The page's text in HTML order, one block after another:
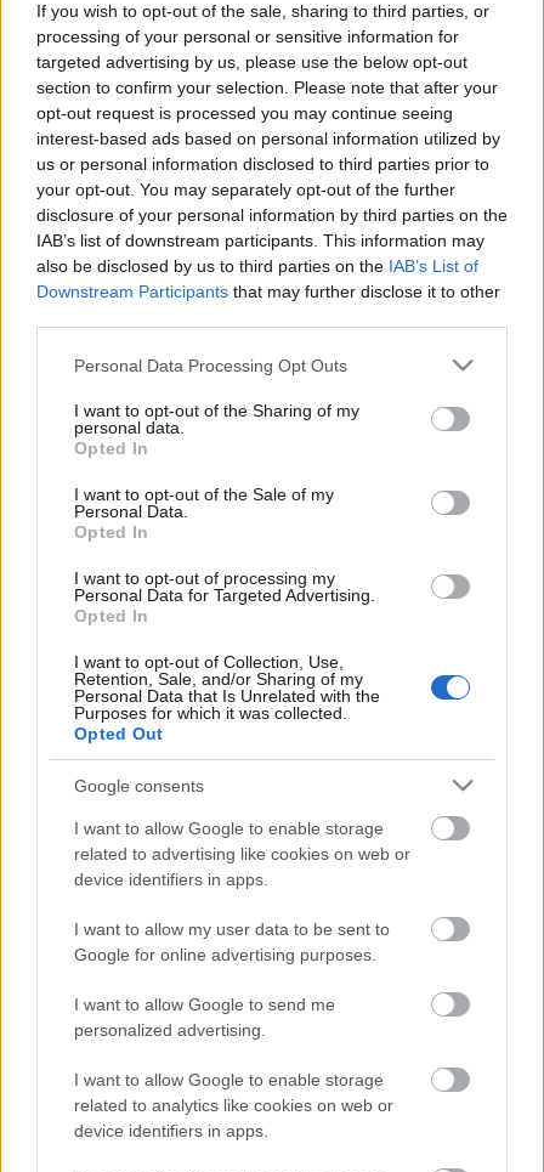
If you wish to opt-out of the sale, sharing to third parties, or
processing of your personal or sensitive information for
targeted advertising by us, please use the below opt-out
section to confirm your selection. Please note that after your
opt-out request is processed you may continue seeing
interest-based ads based on personal information utilized by
us or personal information disclosed to third parties prior to
your opt-out. You may separately opt-out of the further
disclosure of your personal information by third parties on the
IAB’s list of downstream participants. This information may
also be disclosed by us to third parties on the IAB’s List of
Downstream Participants that may further disclose it to other
Please note that this website/app uses one or more Google
not limited to your visit or usage behaviour. You may click to
grant or deny consent to Google and its third-party tags to
use your data for below specified purposes in below Google
consent section.
Personal Data Processing Opt Outs
I want to opt-out of the Sharing of my
personal data.
Opted In
I want to opt-out of the Sale of my
Personal Data.
Opted In
I want to opt-out of processing my
Personal Data for Targeted Advertising.
Opted In
I want to opt-out of Collection, Use,
Retention, Sale, and/or Sharing of my
Personal Data that Is Unrelated with the
Purposes for which it was collected.
Opted Out
Google consents
I want to allow Google to enable storage
related to advertising like cookies on web or
device identifiers in apps.
I want to allow my user data to be sent to
Google for online advertising purposes.
I want to allow Google to send me
personalized advertising.
I want to allow Google to enable storage
related to analytics like cookies on web or
device identifiers in apps.
beszélgetéssel és filmvetítéssel idézik meg
gazdag életművét, költészetét, filmes
alkotómunkáját, valamint közéleti
szerepvállalását február 26-án, a Sinkovits
imre Kamarateremben, 16 órától. A költőről
Pálffy G. Istvánnal, azÍgy lássa Csoóri Sándort,
aki látni akarjac. könyv szerzőjével Kalmár
András beszélgetett a Kultúrpart
rádióműsorában:
Költészet Csoóri Sándor Vigadó Pesti Vigadó
NÉPZENÉNK CÍMMEL AD ÜNNEPI KONCERTET A
MUZSIKÁS EGYÜTTES A VIGADÓBAN
A bejegyzés trackback címe:
Kommentek:
A hozzászólások avonatkozó jogszabályok
nem vállal, azokat nem ellenőrzi. Kifogás esetén forduljon a blog szerkesztőjéhez.
Részletek aFelhasználási feltételekbenés azadatvédelmi tájékoztatóban